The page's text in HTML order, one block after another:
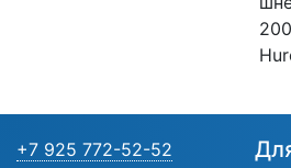
+7 925 772-52-52